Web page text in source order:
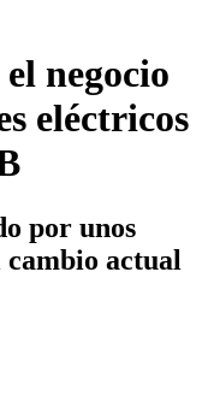
negocio
eléctricos
por unos
cambio actual